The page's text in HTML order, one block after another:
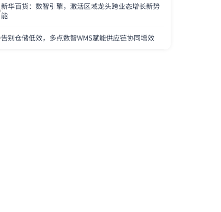
新华百货：数智引擎，激活区域龙头跨业态增长新势
能
告别仓储低效，多点数智WMS赋能供应链协同增效